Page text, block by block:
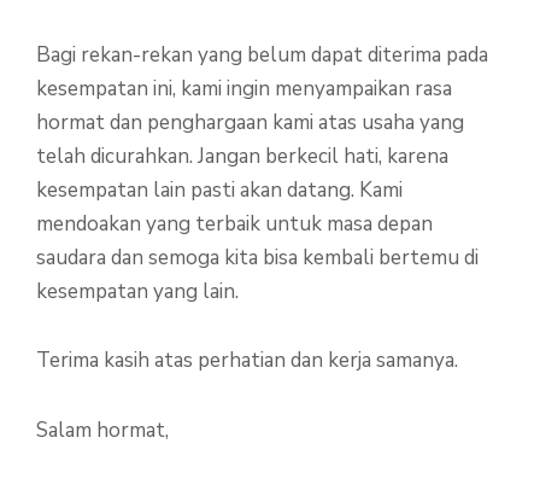
Bagi rekan-rekan yang belum dapat diterima pada
kesempatan ini, kami ingin menyampaikan rasa
hormat dan penghargaan kami atas usaha yang
telah dicurahkan. Jangan berkecil hati, karena
kesempatan lain pasti akan datang. Kami
mendoakan yang terbaik untuk masa depan
saudara dan semoga kita bisa kembali bertemu di
kesempatan yang lain.
Terima kasih atas perhatian dan kerja samanya.
Salam hormat,